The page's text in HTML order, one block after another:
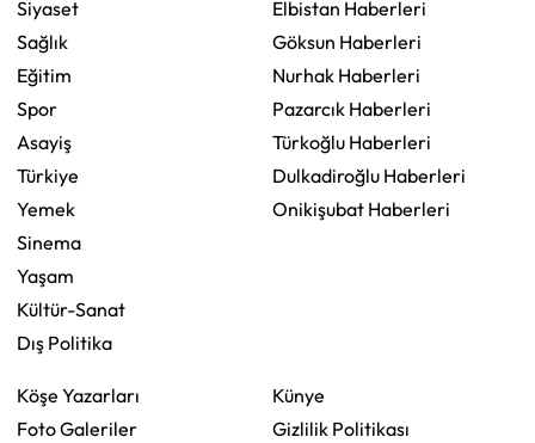
Siyaset
Sağlık
Eğitim
Spor
Asayiş
Türkiye
Yemek
Sinema
Yaşam
Kültür-Sanat
Dış Politika
Elbistan Haberleri
Göksun Haberleri
Nurhak Haberleri
Pazarcık Haberleri
Türkoğlu Haberleri
Dulkadiroğlu Haberleri
Onikişubat Haberleri
Köşe Yazarları
Foto Galeriler
Künye
Gizlilik Politikası